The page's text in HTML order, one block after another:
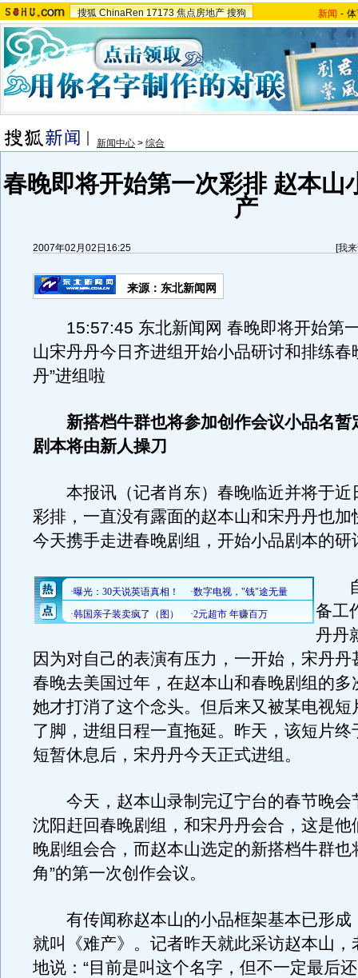
搜狐 ChinaRen 17173 焦点房地产 搜狗 新闻 -
新闻中心 > 综合
春晚即将开始第一次彩排 赵本山
产
2007年02月02日16:25 [我
来源：东北新闻网
15:57:45 东北新闻网 春晚即将开始第
山宋丹丹今日齐进组开始小品研讨和排练春
丹”进组啦
新搭档牛群也将参加创作会议小品名暂
剧本将由新人操刀
本报讯（记者肖东）春晚临近并将于近
彩排，一直没有露面的赵本山和宋丹丹也加
今天携手走进春晚剧组，开始小品剧本的研
自
备工
丹丹
因为对自己的表演有压力，一开始，宋丹丹
春晚去美国过年，在赵本山和春晚剧组的多
她才打消了这个念头。但后来又被某电视短
了脚，进组日程一直拖延。昨天，该短片终
短暂休息后，宋丹丹今天正式进组。
今天，赵本山录制完辽宁台的春节晚会
沈阳赶回春晚剧组，和宋丹丹会合，这是他
晚剧组会合，而赵本山选定的新搭档牛群也
角”的第一次创作会议。
有传闻称赵本山的小品框架基本已形成
就叫《难产》。记者昨天就此采访赵本山，
地说：“目前是叫这个名字，但不一定最后